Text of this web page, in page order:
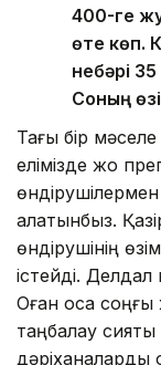
400-ге
өте көп.
небәрі
Соның
Тағы бір мәселе
елімізде жоқ
алатынбыз.
өндірушінің
істейді.
Оған қоса
таңбалау
дәріханаларды